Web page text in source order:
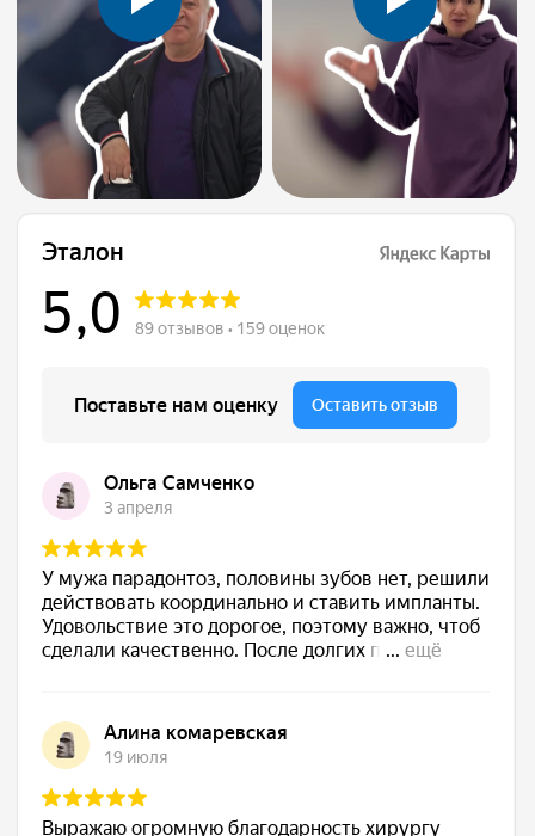
Цены Пациентам
О клинике
Услуги
Политика конфиденциальности исбора
Прием ведется по предварительной
записи